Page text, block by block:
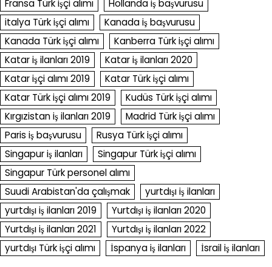
Fransa Türk işçi alımı
Hollanda iş başvurusu
italya Türk işçi alımı
Kanada iş başvurusu
Kanada Türk işçi alımı
Kanberra Türk işçi alımı
Katar iş ilanları 2019
Katar iş ilanları 2020
Katar işçi alımı 2019
Katar Türk işçi alımı
Katar Türk işçi alımı 2019
Kudüs Türk işçi alımı
Kırgızistan iş ilanları 2019
Madrid Türk işçi alımı
Paris iş başvurusu
Rusya Türk işçi alımı
Singapur iş ilanları
Singapur Türk işçi alımı
Singapur Türk personel alımı
Suudi Arabistan'da çalışmak
yurtdışı iş ilanları
yurtdışı iş ilanları 2019
Yurtdışı iş ilanları 2020
Yurtdışı iş ilanları 2021
Yurtdışı iş ilanları 2022
yurtdışı Türk işçi alımı
İspanya iş ilanları İsrail iş ilanları